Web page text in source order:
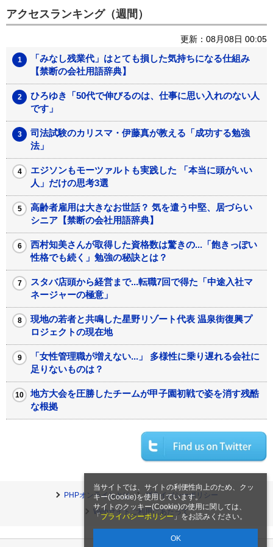
当サイトでは、サイトの利便性向上のため、クッ
キー(Cookie)を使用しています。
サイトのクッキー(Cookie)の使用に関しては、
「 プライバシーポリシー 」をお読みください。
OK
アクセスランキング（週間）
更新：08月08日 00:05
「みなし残業代」はとても損した気持ちになる仕組み
【禁断の会社用語辞典】
ひろゆき「50代で伸びるのは、仕事に思い入れのない人
です」
司法試験のカリスマ・伊藤真が教える「成功する勉強
法」
エジソンもモーツァルトも実践した 「本当に頭がいい
人」だけの思考3選
高齢者雇用は大きなお世話？ 気を遣う中堅、居づらい
シニア【禁断の会社用語辞典】
西村知美さんが取得した資格数は驚きの...「飽きっぽい
性格でも続く」勉強の秘訣とは？
スタバ店頭から経営まで...転職7回で得た「中途入社マ
ネージャーの極意」
現地の若者と共鳴した星野リゾート代表 温泉街復興プ
ロジェクトの現在地
「女性管理職が増えない...」 多様性に乗り遅れる会社に
足りないものは？
地方大会を圧勝したチームが甲子園初戦で姿を消す残酷
な根拠
PHPオンラインとは
プライバシーポリシー
Webサイトご利用にあたって